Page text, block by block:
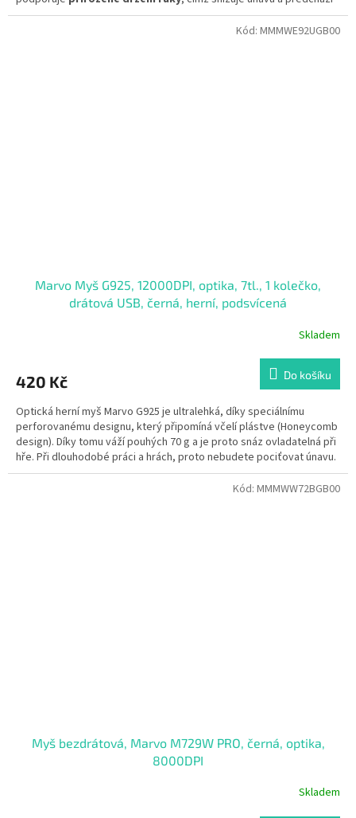
bolestem při dlouhodobém používání.
Marvo Myš G925, 12000DPI, optika, 7tl., 1 kolečko,
drátová USB, černá, herní, podsvícená
Skladem
420 Kč Do košíku
Optická herní myš Marvo G925 je ultralehká, díky speciálnímu
perforovanému designu, který připomíná včelí plástve (Honeycomb
design). Díky tomu váží pouhých 70 g a je proto snáz ovladatelná při
hře. Při dlouhodobé práci a hrách, proto nebudete pociťovat únavu.
Oku bude lahodit RGB podsvícení myši.
Kód: MMMWE92UGB00
Myš bezdrátová, Marvo M729W PRO, černá, optika,
8000DPI
Skladem
Kód: MMMWW72BGB00